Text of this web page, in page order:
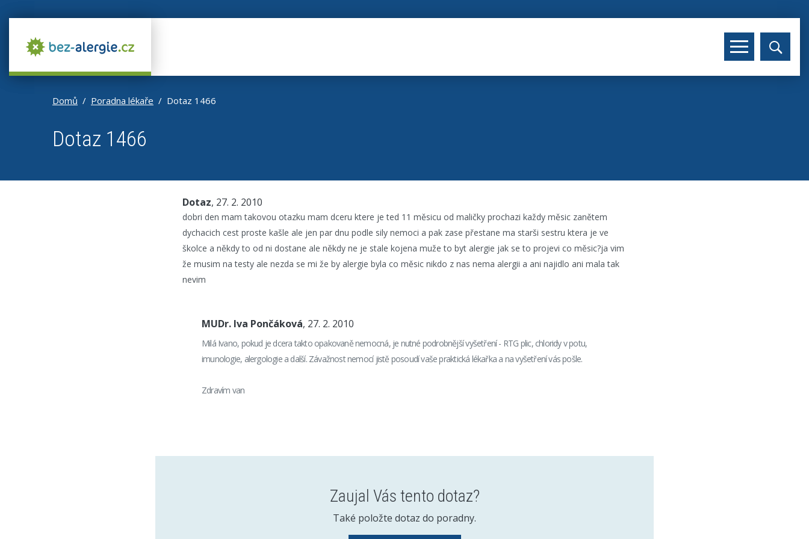
Domů Poradna lékaře Dotaz 1466
Dotaz 1466
Dotaz, 27. 2. 2010
dobri den mam takovou otazku mam dceru ktere je ted 11 měsicu od maličky prochazi každy měsic zanětem
dychacich cest proste kašle ale jen par dnu podle sily nemoci a pak zase přestane ma starši sestru ktera je ve
školce a někdy to od ni dostane ale někdy ne je stale kojena muže to byt alergie jak se to projevi co měsic?ja vim
že musim na testy ale nezda se mi že by alergie byla co měsic nikdo z nas nema alergii a ani najidlo ani mala tak
nevim
MUDr. Iva Pončáková, 27. 2. 2010
Milá Ivano, pokud je dcera takto opakovaně nemocná, je nutné podrobnější vyšetření - RTG plic, chloridy v potu,
imunologie, alergologie a další. Závažnost nemocí jistě posoudí vaše praktická lékařka a na vyšetření vás pošle.
Zdravím van
Zaujal Vás tento dotaz?
Také položte dotaz do poradny.